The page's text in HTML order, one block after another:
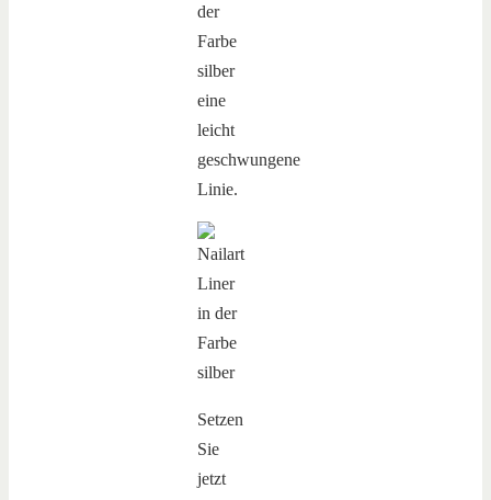
der
Farbe
silber
eine
leicht
geschwungene
Linie.
Setzen
Sie
jetzt